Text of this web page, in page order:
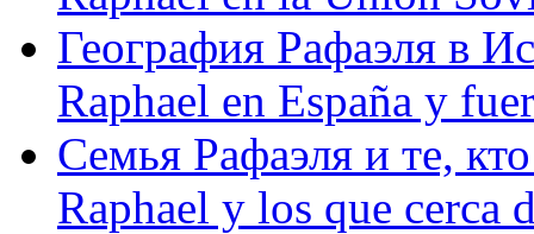
География Рафаэля в
Raphael en España y
Семья Рафаэля и те,
Raphael y los que cerca